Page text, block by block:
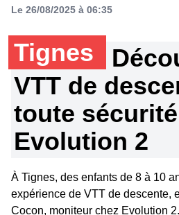
Le 26/08/2025 à 06:35
Tignes
VTT de
toute
Evolution 2
À Tignes, des enfants de 8 à 10
expérience de VTT de descente,
Cocon, moniteur chez Evolution